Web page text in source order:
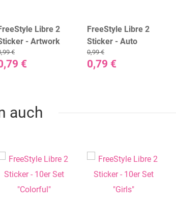
Libre 2
- Artwork
€
€
FreeStyle Libre 2
Sticker - Auto
0,79 €
0,99 €
auch